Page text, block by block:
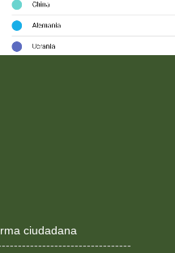
ciudadana